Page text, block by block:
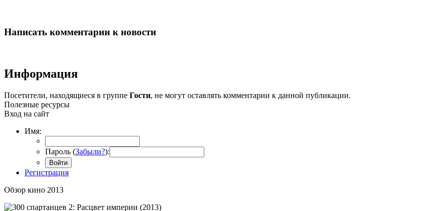
Написать комментарии к новости
Информация
Посетители, находящиеся в группе Гости, не могут оставлять комментарии к данной публикации.
Полезные ресурсы
Вход на сайт
Имя:
Пароль (Забыли?):
Войти
Регистрация
Обзор кино 2013